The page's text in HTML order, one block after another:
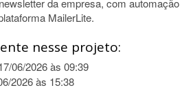
da empresa, com automação
MailerLite.
nesse projeto:
06/2026 às 09:39
2026 às 15:38